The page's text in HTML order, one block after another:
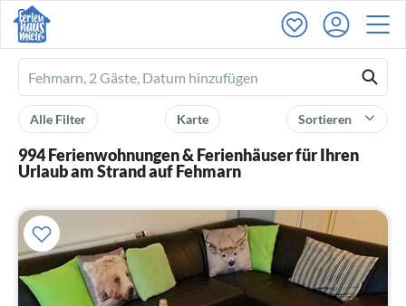
Ferienhausmiete
logo
Sortieren
Karte
Alle Filter
994 Ferienwohnungen & Ferienhäuser für Ihren
Urlaub am Strand auf Fehmarn